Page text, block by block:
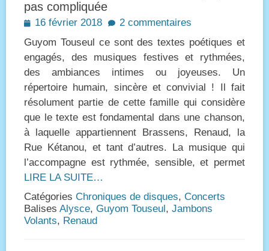
pas compliquée
Posted
16 février 2018
2 commentaires
Guyom Touseul ce sont des textes poétiques et
engagés, des musiques festives et rythmées,
des ambiances intimes ou joyeuses. Un
répertoire humain, sincère et convivial ! Il fait
résolument partie de cette famille qui considère
que le texte est fondamental dans une chanson,
à laquelle appartiennent Brassens, Renaud, la
Rue Kétanou, et tant d’autres. La musique qui
l’accompagne est rythmée, sensible, et permet
LIRE LA SUITE…
Catégories Chroniques de disques, Concerts
Balises Alysce, Guyom Touseul , Jambons
Volants, Renaud